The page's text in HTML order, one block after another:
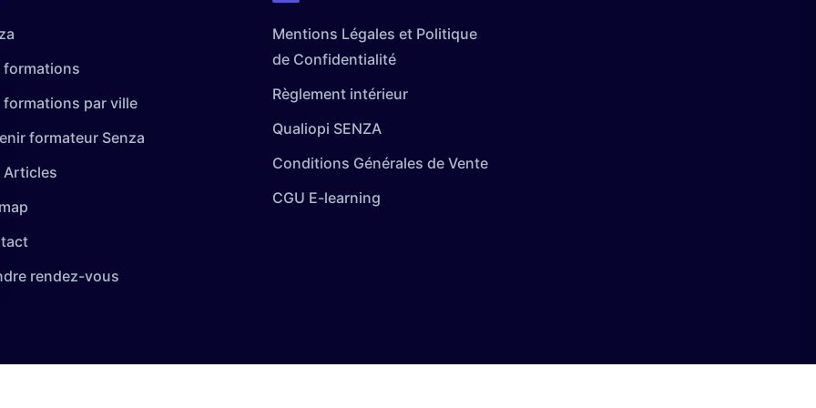
formations
formations par ville
formateur Senza
Articles
rendez-vous
Mentions Légales et Politique
de Confidentialité
Règlement intérieur
Qualiopi SENZA
Conditions Générales de Vente
CGU E-learning
de confidentialité, en garantissant la conformité avec les réglementations. Personnalisez vos